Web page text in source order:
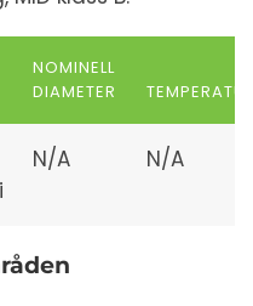
NOMINELL
DIAMETER
N/A N/A